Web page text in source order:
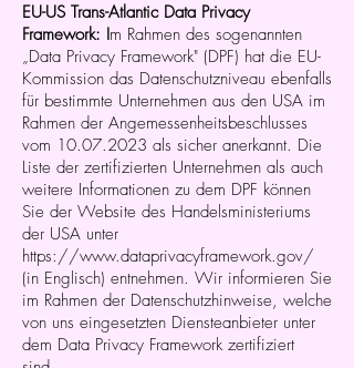
EU-US Trans-Atlantic Data Privacy
Framework: Im Rahmen des sogenannten
„Data Privacy Framework" (DPF) hat die EU-
Kommission das Datenschutzniveau ebenfalls
für bestimmte Unternehmen aus den USA im
Rahmen der Angemessenheitsbeschlusses
vom 10.07.2023 als sicher anerkannt. Die
Liste der zertifizierten Unternehmen als auch
weitere Informationen zu dem DPF können
Sie der Website des Handelsministeriums
der USA unter
https://www.dataprivacyframework.gov/
(in Englisch) entnehmen. Wir informieren Sie
im Rahmen der Datenschutzhinweise, welche
von uns eingesetzten Diensteanbieter unter
dem Data Privacy Framework zertifiziert